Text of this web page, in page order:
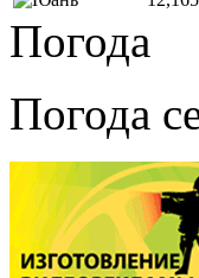
Погода
Погода